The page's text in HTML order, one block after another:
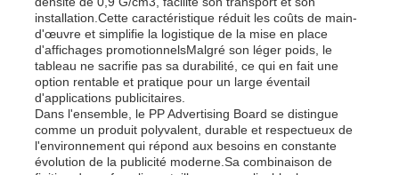
Tous les cas
Demande de soumission
Panneau en plastique de pp
installation.Cette caractéristique réduit les coûts de main-
d'œuvre et simplifie la logistique de la mise en place
d'affichages promotionnelsMalgré son léger poids, le
tableau ne sacrifie pas sa durabilité, ce qui en fait une
option rentable et pratique pour un large éventail
d'applications publicitaires.
Dans l'ensemble, le PP Advertising Board se distingue
comme un produit polyvalent, durable et respectueux de
l'environnement qui répond aux besoins en constante
évolution de la publicité moderne.Sa combinaison de